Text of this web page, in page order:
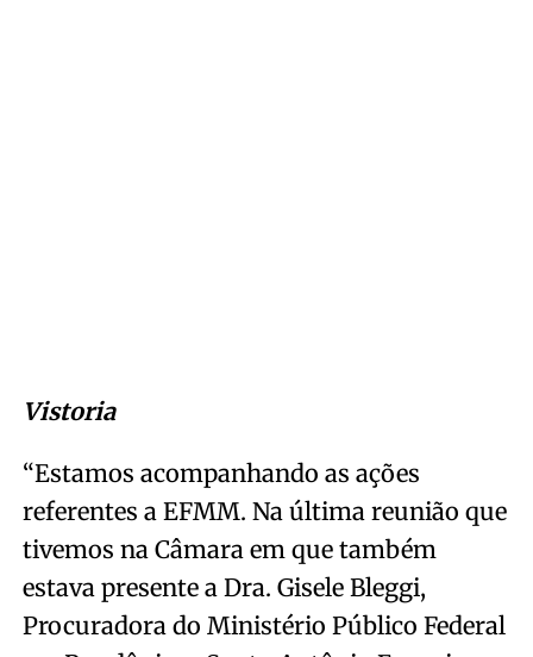
Vistoria
“Estamos acompanhando as ações
referentes a EFMM. Na última reunião que
tivemos na Câmara em que também
estava presente a Dra. Gisele Bleggi,
Procuradora do Ministério Público Federal